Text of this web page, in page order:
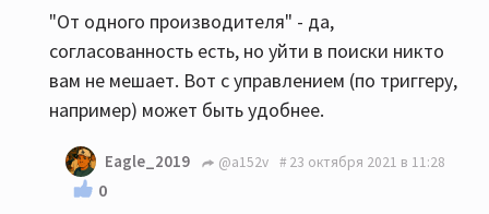
"От одного производителя" - да,
согласованность есть, но уйти в поиски никто
вам не мешает. Вот с управлением (по триггеру,
например) может быть удобнее.
Eagle_2019 @a152v 23 октября 2021 в 11:28
0